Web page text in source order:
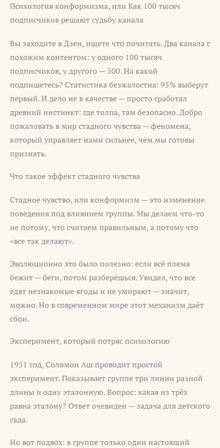
Психология конформизма, или Как 100 тысяч
подписчиков решают судьбу канала
Вы заходите в Дзен, ищете что почитать. Два канала с
похожим контентом: у одного 100 тысяч
подписчиков, у другого — 500. На какой
подпишетесь? Статистика безжалостна: 95% выберут
первый. И дело не в качестве — просто сработал
древний инстинкт: где толпа, там безопасно. Добро
пожаловать в мир стадного чувства — феномена,
который управляет нами сильнее, чем мы готовы
признать.
Что такое эффект стадного чувства
Стадное чувство, или конформизм — это изменение
поведения под влиянием группы. Мы делаем что-то
не потому, что считаем правильным, а потому что
«все так делают».
Эволюционно это было полезно: если всё племя
бежит — беги, потом разберёшься. Увидел, что все
едят незнакомые ягоды и не умирают — значит,
можно. Но в современном мире этот механизм даёт
сбои.
Эксперимент, который потряс психологию
1951 год, Соломон Аш проводит простой
эксперимент. Показывает группе три линии разной
длины и одну эталонную. Вопрос: какая из трёх
равна эталону? Ответ очевиден — задача для детского
сада.
Но вот подвох: в группе только один настоящий